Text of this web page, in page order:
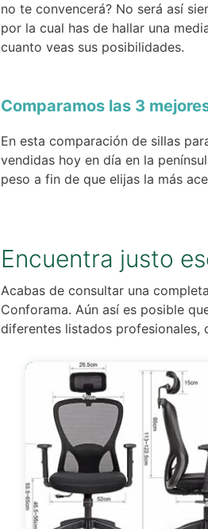
no te convencerá? No será así
por la cual has de hallar una
cuanto veas sus posibilidades.
Comparamos las 3
En esta comparación de sillas
vendidas hoy en día en la
peso a fin de que elijas la más
Encuentra justo
Acabas de consultar una
Conforama. Aún así es posible
diferentes listados profesionales,